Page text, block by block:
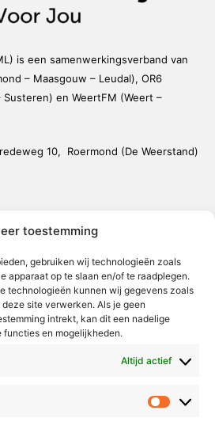
toestemming
gebruiken wij technologieën zoals
apparaat op te slaan en/of te raadplegen.
technologieën kunnen wij gegevens zoals
site verwerken. Als je geen
intrekt, kan dit een nadelige
functies en mogelijkheden.
Altijd actief
is een samenwerkingsverband van
– Maasgouw – Leudal), OR6
Susteren) en WeertFM (Weert –
10, Roermond (De Weerstand)